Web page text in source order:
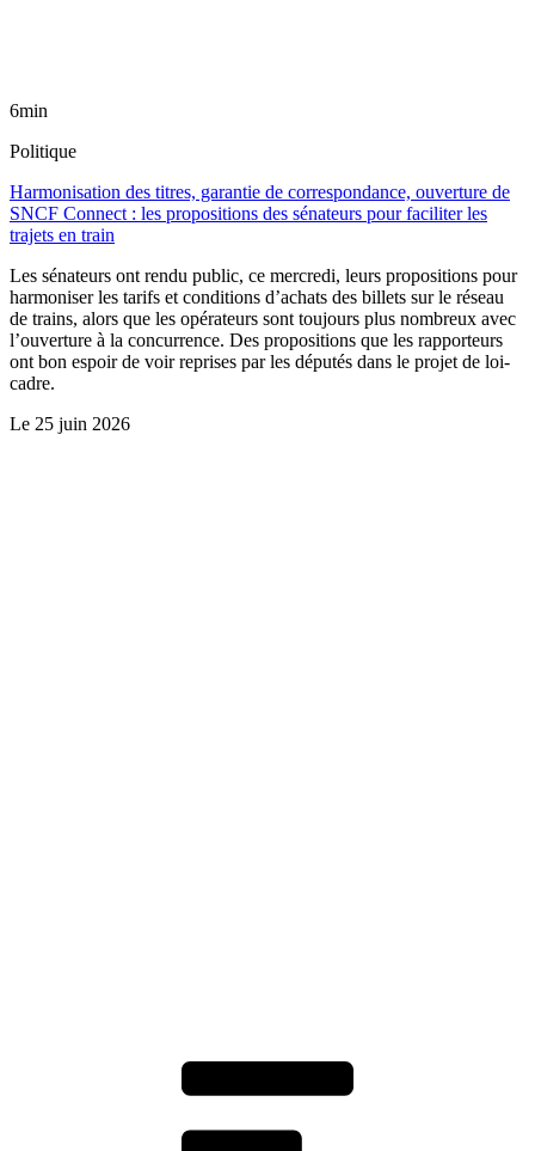
6min
Politique
Harmonisation des titres, garantie de correspondance, ouverture de
SNCF Connect : les propositions des sénateurs pour faciliter les
trajets en train
Les sénateurs ont rendu public, ce mercredi, leurs propositions pour
harmoniser les tarifs et conditions d’achats des billets sur le réseau
de trains, alors que les opérateurs sont toujours plus nombreux avec
l’ouverture à la concurrence. Des propositions que les rapporteurs
ont bon espoir de voir reprises par les députés dans le projet de loi-
cadre.
Le 25 juin 2026